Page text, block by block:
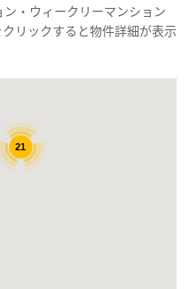
・ウィークリーマンション
リックすると物件詳細が表示
21